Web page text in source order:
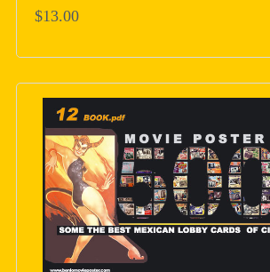
$13.00